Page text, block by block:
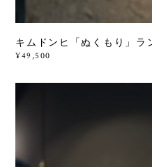
キムドンヒ「ぬくもり」ラ
¥49,500